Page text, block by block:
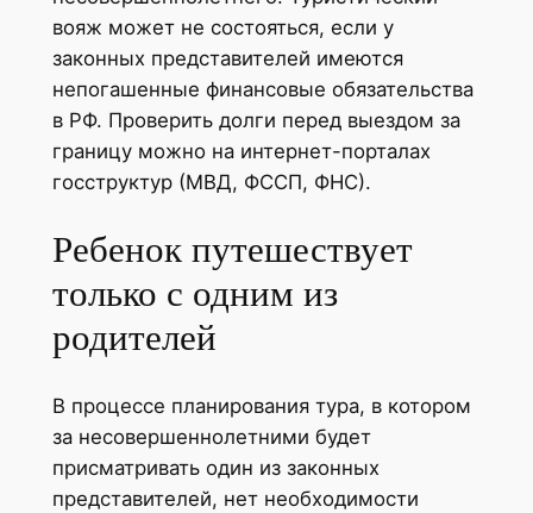
вояж может не состояться, если у
законных представителей имеются
непогашенные финансовые обязательства
в РФ. Проверить долги перед выездом за
границу можно на интернет-порталах
госструктур (МВД, ФССП, ФНС).
Ребенок путешествует
только с одним из
родителей
В процессе планирования тура, в котором
за несовершеннолетними будет
присматривать один из законных
представителей, нет необходимости